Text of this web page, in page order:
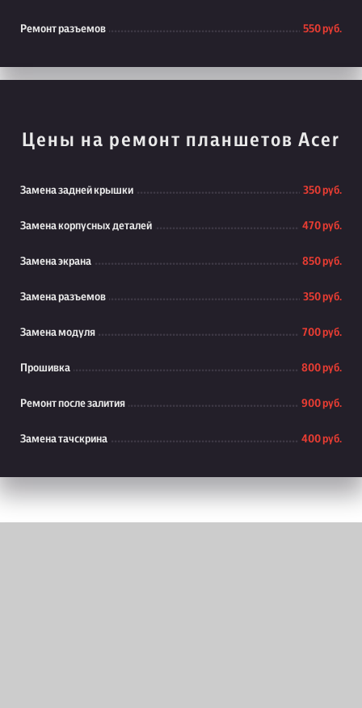
Ремонт разъемов 550 руб.
Цены на ремонт планшетов Acer
Замена задней крышки 350 руб.
Замена корпусных деталей 470 руб.
Замена экрана 850 руб.
Замена разъемов 350 руб.
Замена модуля 700 руб.
Прошивка 800 руб.
Ремонт после залития 900 руб.
Замена тачскрина 400 руб.